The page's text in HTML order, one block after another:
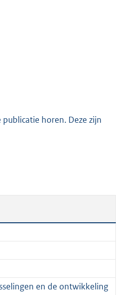
horen. Deze zijn
en de ontwikkeling